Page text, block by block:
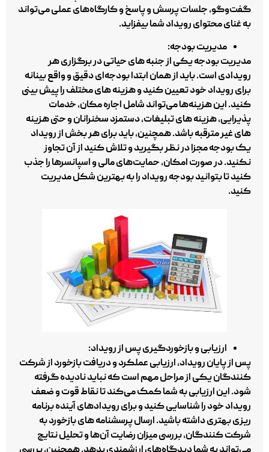
گفت‌وگو، جلسات پرسش و پاسخ و کارگاه‌های عملی می‌تواند
به غنای محتوای رویداد شما بیفزاید.
مدیریت بودجه:
مدیریت بودجه یکی از جنبه‌ های حیاتی در برگزاری هر
رویدادی است. باید از همان ابتدا بودجه‌ای دقیق و واقع‌ بینانه
برای رویداد خود تعیین کنید و هزینه‌ های مختلف را پیش‌ بینی
کنید. این هزینه‌ها می‌تواند شامل اجاره مکان، خدمات
پذیرایی، هزینه‌ های تبلیغات، دستمزد سخنرانان و حتی هزینه‌
های غیر مترقبه باشد. همچنین، باید برای هر بخش از رویداد
یک بودجه مجزا در نظر بگیرید و تلاش کنید از آن تجاوز
نکنید. در صورت امکان، حمایت‌های مالی و اسپانسرها را جذب
کنید تا بتوانید بودجه رویداد را به بهترین شکل مدیریت
کنید.
ارزیابی و بازخوردگیری پس از رویداد:
پس از پایان رویداد، ارزیابی عملکرد و دریافت بازخورد از شرکت‌
کنندگان یکی از مراحل مهم است که نباید نادیده گرفته
شود. این ارزیابی به شما کمک می‌کند تا نقاط قوت و ضعف
رویداد خود را شناسایی کنید و برای رویدادهای آینده برنامه‌
ریزی بهتری داشته باشید. ارسال پرسشنامه‌ های بازخورد به
شرکت‌ کنندگان، بررسی میزان رضایت آن‌ها و تحلیل نتایج